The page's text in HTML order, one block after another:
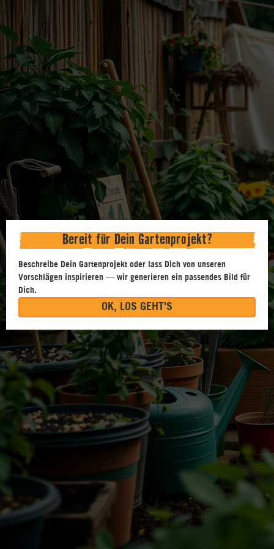
Bereit für Dein Gartenprojekt?
Beschreibe Dein Gartenprojekt oder lass Dich von unseren
Vorschlägen inspirieren — wir generieren ein passendes Bild für
Dich.
OK, LOS GEHT'S